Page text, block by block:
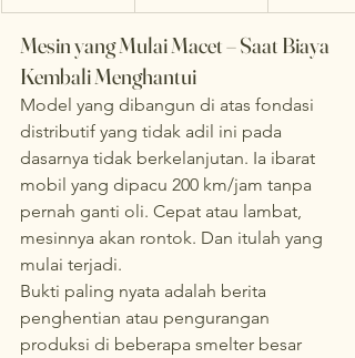
Mesin yang Mulai Macet – Saat Biaya
Kembali Menghantui
Model yang dibangun di atas fondasi
distributif yang tidak adil ini pada
dasarnya tidak berkelanjutan. Ia ibarat
mobil yang dipacu 200 km/jam tanpa
pernah ganti oli. Cepat atau lambat,
mesinnya akan rontok. Dan itulah yang
mulai terjadi.
Bukti paling nyata adalah berita
penghentian atau pengurangan
produksi di beberapa smelter besar